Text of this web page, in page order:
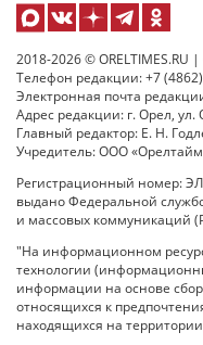
2018-2026 ©
Телефон редакции: +7
Электронная почта
Адрес редакции: г. Орел, ул.
Главный редактор: Е. Н.
Учредитель: ООО
Регистрационный номер:
выдано Федеральной
и массовых коммуникаций
"На информационном
технологии
информации на основе
относящихся к
находящихся на